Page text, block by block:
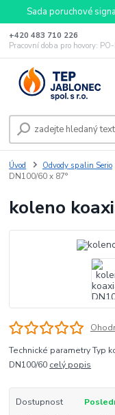
Sada poruchové
+420 483 710 226
Pracovní doba pro hovory:
Úvod Odvody spalin Serio
DN100/60 x 87°
koleno
Technické parametry Typ
DN100/60 celý popis
Dostupnost